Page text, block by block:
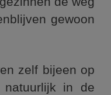
gewoon
zelf bijeen op
natuurlijk in de